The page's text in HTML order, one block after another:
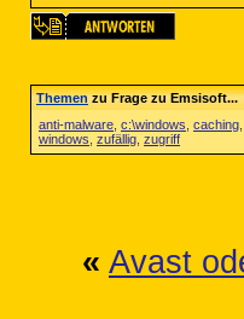
Themenzu Frage zu Emsisoft...
anti-malware c:\windows caching
windows zufällig zugriff
« Avast